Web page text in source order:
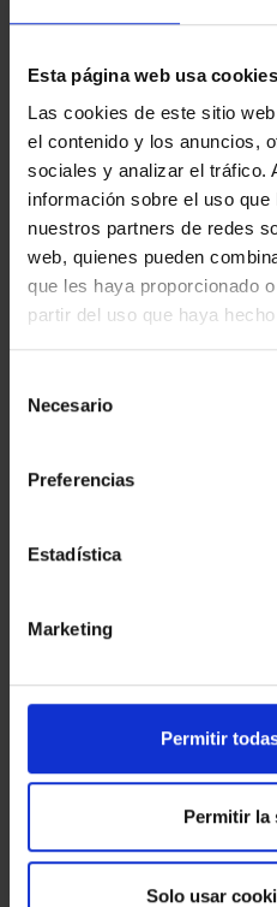
Esta página web usa cookies
Las cookies de este sitio
el contenido y los anuncios,
sociales y analizar el tráfico.
información sobre el uso
nuestros partners de redes
web, quienes pueden
que les haya proporcionado
partir del uso que haya
Necesario
Preferencias
Estadística
Marketing
Permitir
Permitir la
Solo usar
molins de rei montcada i
cabrils capellades
franqueses del valles (les)
vilanova i la geltrú sant pol
126 propertiessalefound
Show filters